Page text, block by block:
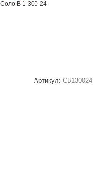
Соло В 1-300-24
Артикул: СВ130024